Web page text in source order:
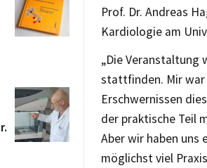
Prof. Dr. Andreas
Kardiologie am
„Die Veranstaltung
stattfinden. Mir war
Erschwernissen
der praktische Teil
Aber wir haben uns
möglichst viel